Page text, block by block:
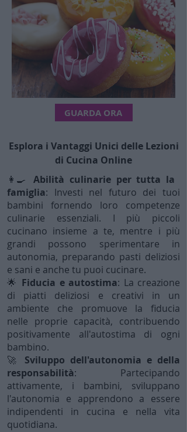
GUARDA ORA
Esplora i Vantaggi Unici delle Lezioni
di Cucina Online
👩‍🍳Abilità culinarie per tutta la
famiglia: Investi nel futuro dei tuoi
bambini fornendo loro competenze
culinarie essenziali. I più piccoli
cucinano insieme a te, mentre i più
grandi possono sperimentare in
autonomia, preparando pasti deliziosi
e sani e anche tu puoi cucinare.
🌟 Fiducia e autostima: La creazione
di piatti deliziosi e creativi in un
ambiente che promuove la fiducia
nelle proprie capacità, contribuendo
positivamente all'autostima di ogni
bambino.
🚀 Sviluppo dell'autonomia e della
responsabilità: Partecipando
attivamente, i bambini, sviluppano
l'autonomia e apprendono a essere
indipendenti in cucina e nella vita
quotidiana.